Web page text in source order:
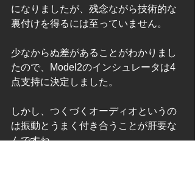
になりましたが、残念ながら技術的な
裏付けを得るには至っていません。
少なからぬ差があることがわかりまし
たので、Model2のインシュレータは4
点支持に決定しました。
しかし、つくづくオーディオというの
は振動とうまく付き合うことが肝要な
んですね。